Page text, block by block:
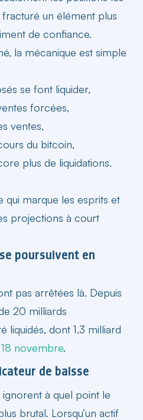
un élément plus
de confiance.
la mécanique est simple
se font liquider,
forcées,
ventes,
du bitcoin,
plus de liquidations.
qui marque les esprits et
projections à court
poursuivent en
pas arrêtées là. Depuis
20 milliards
liquidés, dont 1,3 milliard
18 novembre.
de baisse​
ignorent à quel point le
brutal. Lorsqu’un actif